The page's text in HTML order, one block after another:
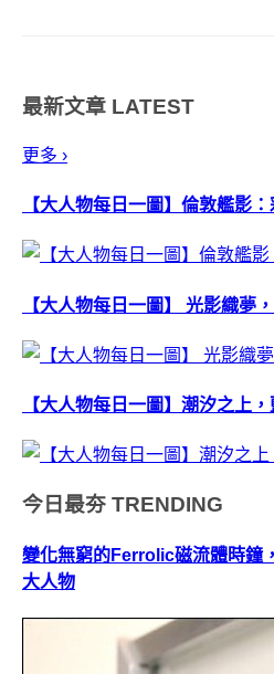
最新文章 LATEST
更多 ›
【大人物每日一圖】倫敦艦影
【大人物每日一圖】 光影織夢
【大人物每日一圖】潮汐之上
今日最夯 TRENDING
變化無窮的Ferrolic磁流體時鐘
大人物